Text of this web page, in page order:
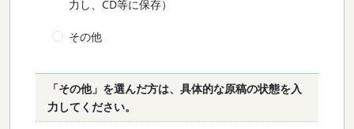
力し、CD等に保存）
その他
「その他」を選んだ方は、具体的な原稿の状態を入
力してください。